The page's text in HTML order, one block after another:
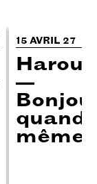
15 AVRIL 27
Haroun
—
quand
même